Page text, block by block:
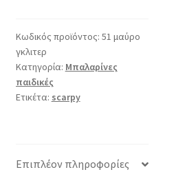
Κωδικός προϊόντος: 51 μαύρο
γκλιτερ
Κατηγορία: Μπαλαρίνες
παιδικές
Ετικέτα: scarpy
Επιπλέον πληροφορίες